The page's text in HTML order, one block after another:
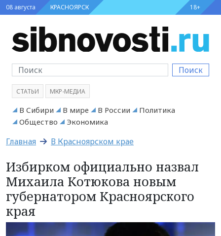
08 августа КРАСНОЯРСК 18+
Поиск
СТАТЬИ МКР-МЕДИА
В Сибири В мире В России
Политика
Общество
Экономика
Главная В Красноярском крае
Избирком официально назвал
Михаила Котюкова новым
губернатором Красноярского
края